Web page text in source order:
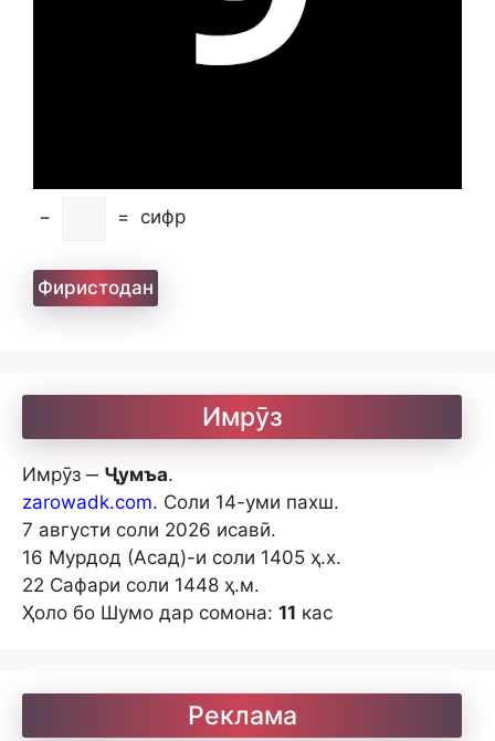
− = сифр
Имрӯз
Имрӯз ‒ Ҷумъа.
zarowadk.com. Соли 14-уми пахш.
7 августи соли 2026 исавӣ.
16 Мурдод (Асад)-и соли 1405 ҳ.х.
22 Сафари соли 1448 ҳ.м.
Ҳоло бо Шумо дар сомона: 11 кас
Реклама